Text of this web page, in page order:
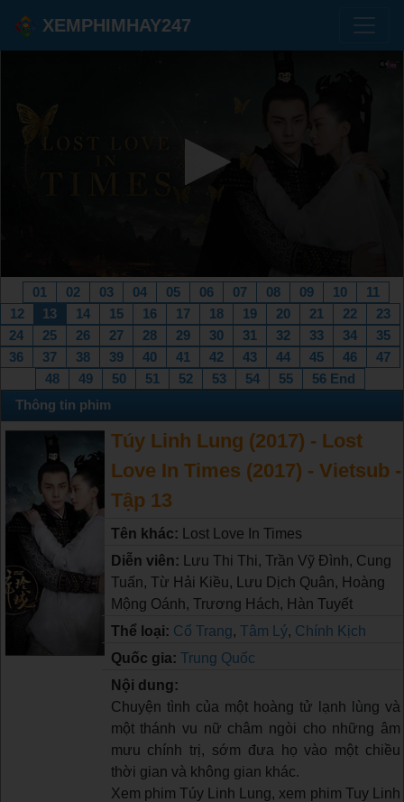
XEMPHIMHAY247
01 02 03 04 05 06 07 08 09 10
11
12
13 14 15 16 17 18 19 20 21 22
23
24
25 26 27 28 29 30 31 32 33 34
35
36
37 38 39 40 41 42 43 44 45 46
47
48
49 50 51 52 53 54 55
56 End
Thông tin phim
Túy Linh Lung (2017) - Lost
Love In Times (2017) - Vietsub -
Tập 13
Tên khác:
Lost Love In Times
Diễn viên:
Lưu Thi Thi, Trần Vỹ Đình, Cung
Tuấn, Từ Hải Kiều, Lưu Dịch Quân, Hoàng
Mộng Oánh, Trương Hách, Hàn Tuyết
Thể loại: Cổ Trang, Tâm Lý, Chính Kịch
Quốc gia: Trung Quốc
Nội dung:
Chuyện tình của một hoàng tử lạnh lùng và
một thánh vu nữ châm ngòi cho những âm
mưu chính trị, sớm đưa họ vào một chiều
thời gian và không gian khác.
Xem phim Túy Linh Lung, xem phim Tuy Linh